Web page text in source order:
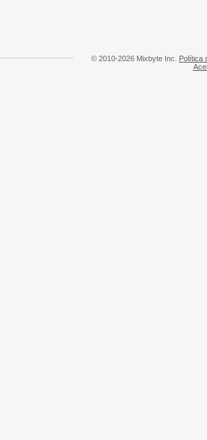
© 2010-2026 Mixbyte Inc. Política